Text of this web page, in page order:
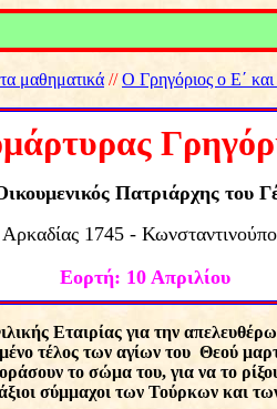
μαθηματικά // Ο Γρηγόριος ο Ε΄
Πατριάρχης του
1745 -
Εορτή: 10 Απριλίου
Εταιρίας για την
τέλος των αγίων του Θεού
το σώμα του, για να το
σύμμαχοι των Τούρκων και